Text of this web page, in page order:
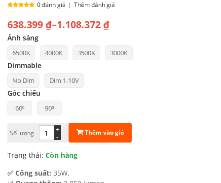
0 đánh giá | Thêm đánh giá
638.399 ₫–1.108.372 ₫
Khoảng
giá:
từ
638.399 ₫
đến
1.108.372 ₫
Ánh sáng
6500K 4000K 3500K 3000K
Dimmable
No Dim Dim 1-10V
Góc chiếu
60⁰ 90⁰
Số lượng -
+ Thêm vào giỏ
Trạng thái: Còn hàng
✅ Công suất: 35W.